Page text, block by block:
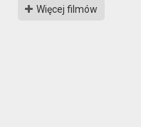
Więcej filmów